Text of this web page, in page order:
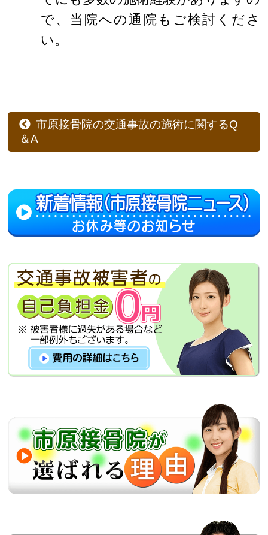
で、当院への通院もご検討くださ
い。
市原接骨院の交通事故の施術に関するQ
＆A